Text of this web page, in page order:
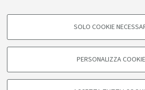
COOKIE DI PROFILAZIONE -
degli utenti, creare profili in base al loro
di marketing.
SOLO COOKIE
PERSONALIZZA COOKIE
CF: 80007010376